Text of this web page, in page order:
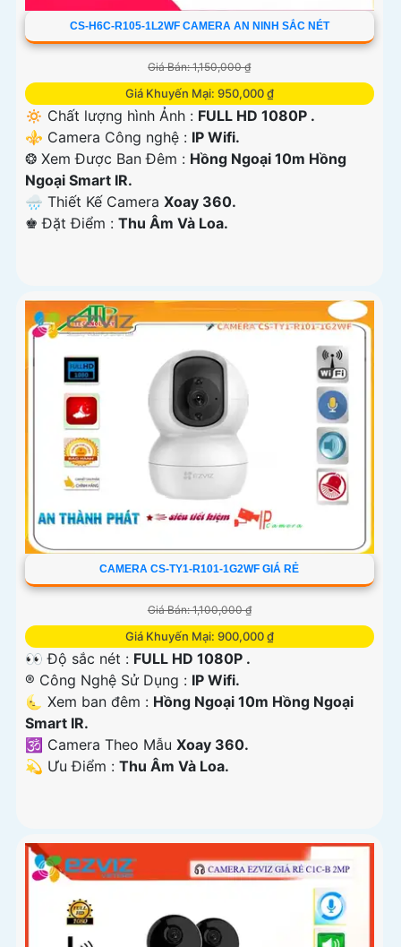
CS-H6C-R105-1L2WF CAMERA AN NINH SẮC NÉT
Giá Bán: 1,150,000 ₫
Giá Khuyến Mại: 950,000 ₫
🔅 Chất lượng hình Ảnh : FULL HD 1080P .
⚜️ Camera Công nghệ : IP Wifi.
❂ Xem Được Ban Đêm : Hồng Ngoại 10m Hồng
Ngoại Smart IR.
🌧️ Thiết Kế Camera Xoay 360.
️♚ Đặt Điểm : Thu Âm Và Loa.
CAMERA CS-TY1-R101-1G2WF GIÁ RẺ
Giá Bán: 1,100,000 ₫
Giá Khuyến Mại: 900,000 ₫
👀 Độ sắc nét : FULL HD 1080P .
®️ Công Nghệ Sử Dụng : IP Wifi.
🌜 Xem ban đêm : Hồng Ngoại 10m Hồng Ngoại
Smart IR.
🕉️ Camera Theo Mẫu Xoay 360.
️💫 Ưu Điểm : Thu Âm Và Loa.